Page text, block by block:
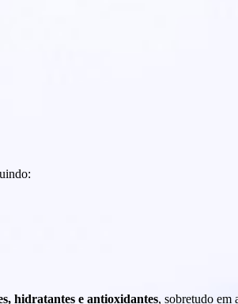
hidratantes e antioxidantes, sobretudo em